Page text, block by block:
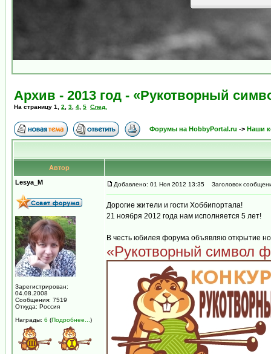
Архив - 2013 год - «Рукотворный
На страницу 1 2 3 4 5 След.
Форумы на HobbyPortal.ru -> Наши
Автор
Lesya_M
Зарегистрирован:
04.08.2008
Сообщения: 7519
Откуда: Россия
Награды: 6 (Подробнее... )
Добавлено: 01 Ноя 2012 13:35 Заголовок
Дорогие жители и гости Хоббипортала!
21 ноября 2012 года нам исполняется 5 лет!
В честь юбилея форума объявляю открытие
«Рукотворный символ